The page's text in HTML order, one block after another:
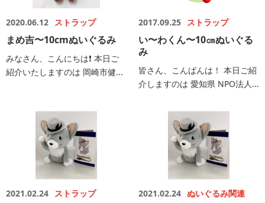
2020.06.12 ストラップ
まめ吉〜10cmぬいぐるみ
みなさん、こんにちは❗️ 本日ご
紹介いたしますのは 岡崎市健...
2017.09.25 ストラップ
い〜わくん〜10㎝ぬいぐる
み
皆さん、こんばんは！ 本日ご紹
介しますのは 愛知県 NPO法人...
2021.02.24 ストラップ 2021.02.24 ぬいぐるみ関連